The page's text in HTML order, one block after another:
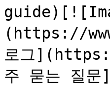
(https://
로그
주 묻는 질문]